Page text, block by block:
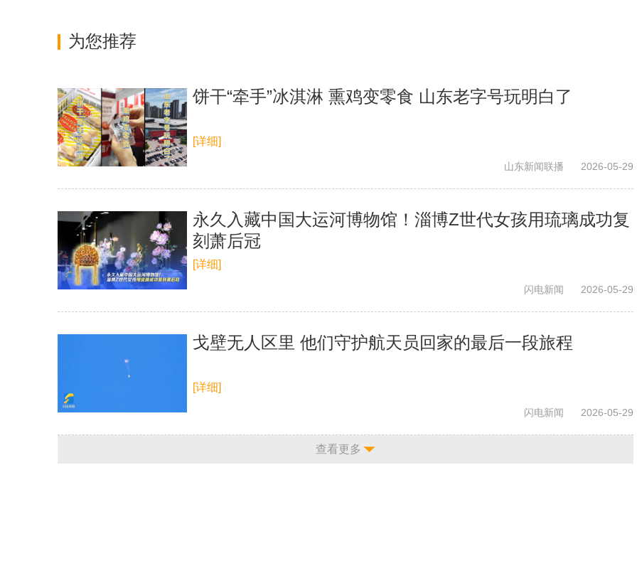
为您推荐
饼干“牵手”冰淇淋 熏鸡变零食 山东老字号玩明白了
[详细]
山东新闻联播 2026-05-29
永久入藏中国大运河博物馆！淄博Z世代女孩用琉璃成功复
刻萧后冠
[详细]
闪电新闻 2026-05-29
戈壁无人区里 他们守护航天员回家的最后一段旅程
[详细]
闪电新闻 2026-05-29
查看更多